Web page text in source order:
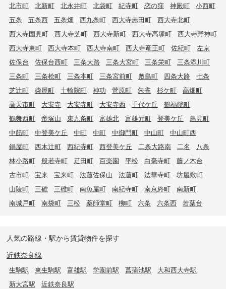
北市町
北新町 北永井町 北袋町 紀寺町 恋の窪 神殿町
小西町
五条
五条西 五条畑 西九条町 西大寺赤田町
西大寺北町
西大寺国見町
西大寺芝町 西大寺新町 西大寺高塚町
西大寺野神町
西大寺東町
西大寺本町 西大寺南町 西大寺竜王町 佐紀町
左京
佐保台
佐保台西町 三条大路 三条大宮町 三条栄町
三条添川町
三条町
三条桧町 三条本町 三条宮前町 敷島町 四条大路
七条
芝辻町
柴屋町 十輪院町 神功 菅原町 朱雀 杉ケ町
高畑町
高天市町
大安寺 大安寺町 大安寺西 千代ケ丘
鶴福院町
鶴舞西町
帝塚山 東九条町 富雄北 富雄元町 登美ケ丘
鳥見町
中筋町
中登美ケ丘 中町 中町 中御門町 中山町
中山町西
鍋屋町
西木辻町 西紀寺町 西登美ケ丘 二条大路南 二名
八条
林小路町
般若寺町 疋田町 百楽園 平松 白毫寺町
藤ノ木台
古市町
宝来 宝来町 法蓮佐保山 法蓮町 法華寺町
坊屋敷町
山陵町
三碓 三碓町 南魚屋町 南紀寺町 南京終町
南新町
南城戸町
南袋町 三松 薬師堂町 柳町 六条 六条西 若葉台
人気の路線・駅から賃貸物件を探す
近鉄奈良線
生駒駅 東生駒駅 富雄駅 学園前駅 菖蒲池駅
大和西大寺駅
新大宮駅
近鉄奈良駅